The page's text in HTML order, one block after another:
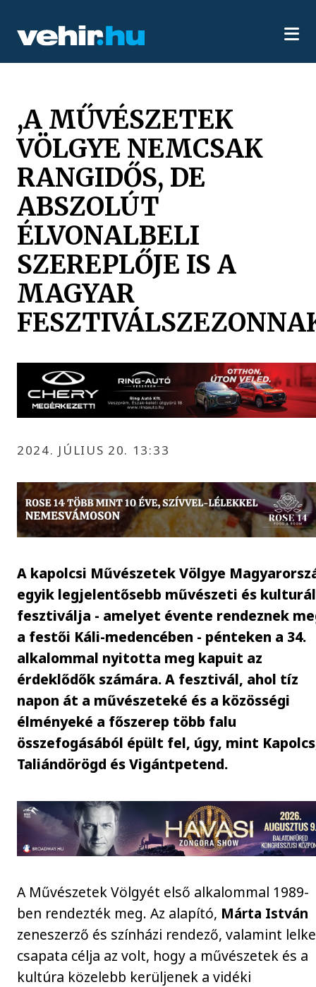
,A MŰVÉSZETEK
VÖLGYE NEMCSAK
RANGIDŐS, DE
ABSZOLÚT
ÉLVONALBELI
SZEREPLŐJE IS A
MAGYAR
2024. JÚLIUS 20. 13:33
A kapolcsi Művészetek Völgye
egyik legjelentősebb művészeti és
fesztiválja - amelyet évente rendeznek
a festői Káli-medencében - pénteken a 34.
alkalommal nyitotta meg kapuit az
érdeklődők számára. A fesztivál, ahol tíz
napon át a művészeteké és a közösségi
élményeké a főszerep több falu
összefogásából épült fel, úgy, mint
Taliándörögd és Vigántpetend.
A Művészetek Völgyét első alkalommal 1989-
ben rendezték meg. Az alapító, Márta István
zeneszerző és színházi rendező, valamint
csapata célja az volt, hogy a művészetek és a
kultúra közelebb kerüljenek a vidéki